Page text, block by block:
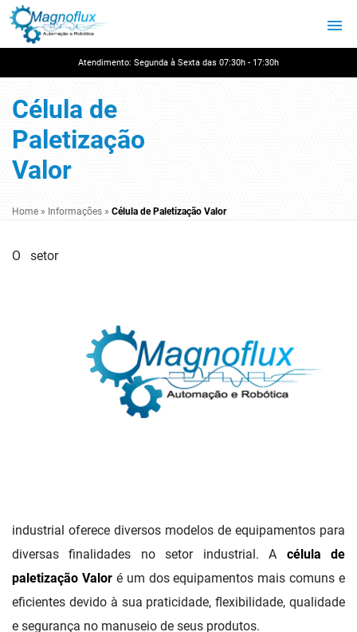
Atendimento: Segunda à Sexta das 07:30h - 17:30h
Célula de
Paletização
Valor
Home » Informações » Célula de Paletização Valor
O setor
industrial oferece diversos modelos de equipamentos para
diversas finalidades no setor industrial. A célula de
paletização Valoré um dos equipamentos mais comuns e
eficientes devido à sua praticidade, flexibilidade, qualidade
e segurança no manuseio de seus produtos.